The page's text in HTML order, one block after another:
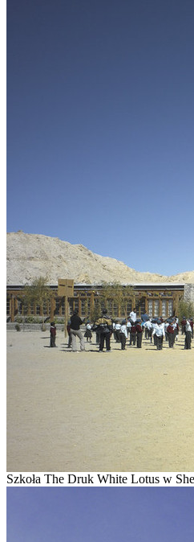
Szkoła The Druk White Lotus w